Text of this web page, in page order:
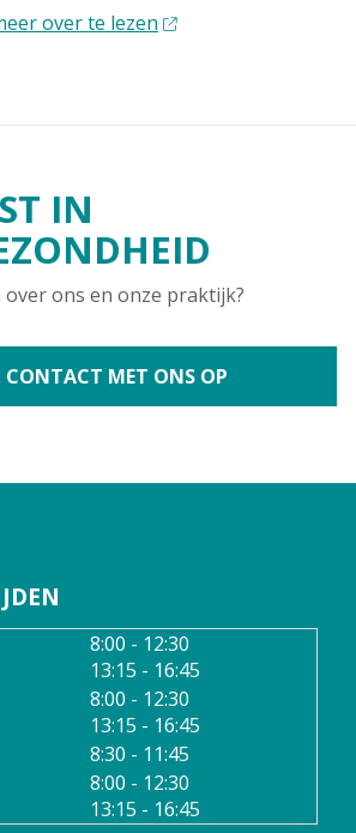
over te lezen
IN
ons en onze praktijk?
CONTACT MET ONS OP
8:00 tot
- 12:30
13:15 tot
- 16:45
8:00 tot
- 12:30
13:15 tot
- 16:45
8:30 - 11:45
8:00 tot
- 12:30
13:15 tot
- 16:45